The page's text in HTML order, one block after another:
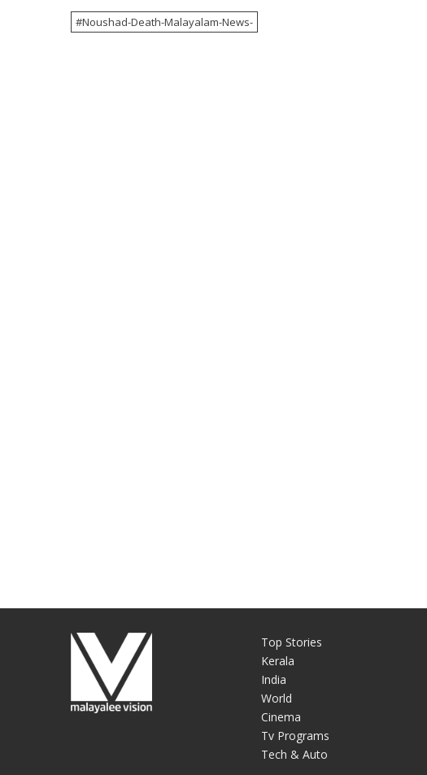
Noushad-Death-Malayalam-News-
Top Stories
Kerala
India
World
Cinema
Tv Programs
Tech & Auto